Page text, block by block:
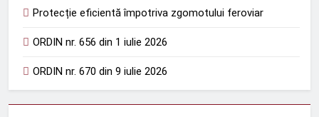
Protecție eficientă împotriva zgomotului feroviar
ORDIN nr. 656 din 1 iulie 2026
ORDIN nr. 670 din 9 iulie 2026